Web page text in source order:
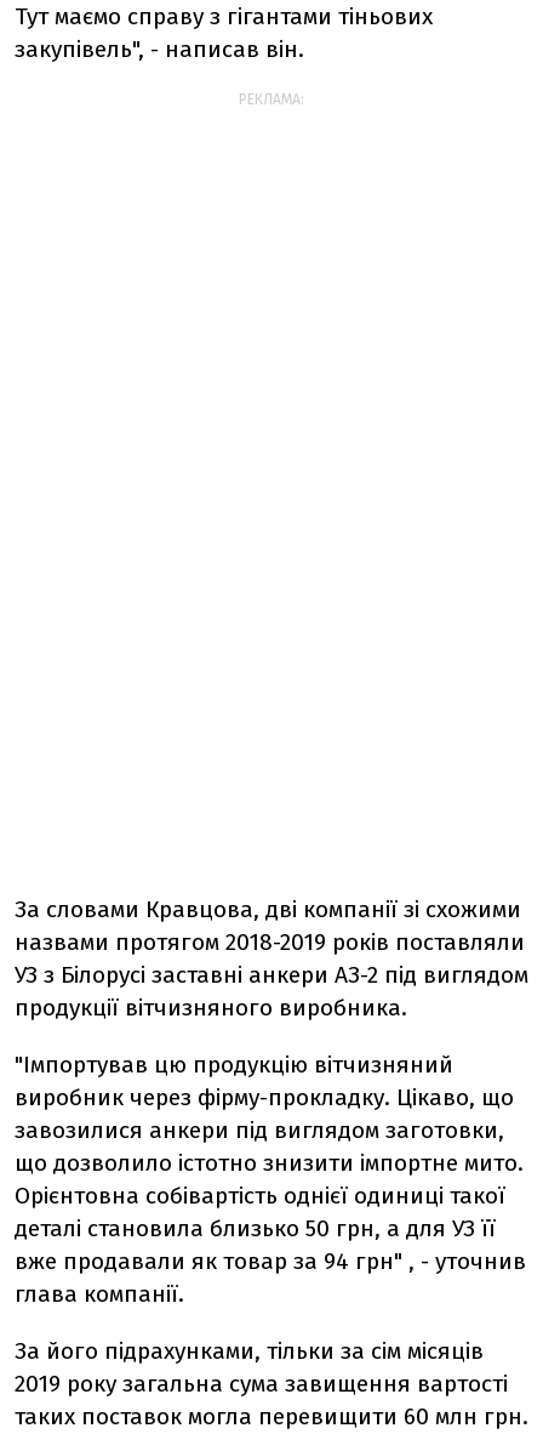
Тут маємо справу з гігантами тіньових
закупівель", - написав він.
РЕКЛАМА:
За словами Кравцова, дві компанії зі схожими
назвами протягом 2018-2019 років поставляли
УЗ з Білорусі заставні анкери АЗ-2 під виглядом
продукції вітчизняного виробника.
"Імпортував цю продукцію вітчизняний
виробник через фірму-прокладку. Цікаво, що
завозилися анкери під виглядом заготовки,
що дозволило істотно знизити імпортне мито.
Орієнтовна собівартість однієї одиниці такої
деталі становила близько 50 грн, а для УЗ її
вже продавали як товар за 94 грн" , - уточнив
глава компанії.
За його підрахунками, тільки за сім місяців
2019 року загальна сума завищення вартості
таких поставок могла перевищити 60 млн грн.